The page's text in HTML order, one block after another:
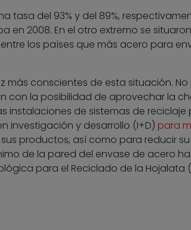
tasa del 93% y del 89%,
en 2008. En el otro extremo se
entre los países que más acero para
más conscientes de esta situación.
con la posibilidad de aprovechar la
instalaciones de sistemas de
investigación y desarrollo (I+D) para
productos, así como para reducir
de la pared del envase de acero
para el Reciclado de la Hojalata